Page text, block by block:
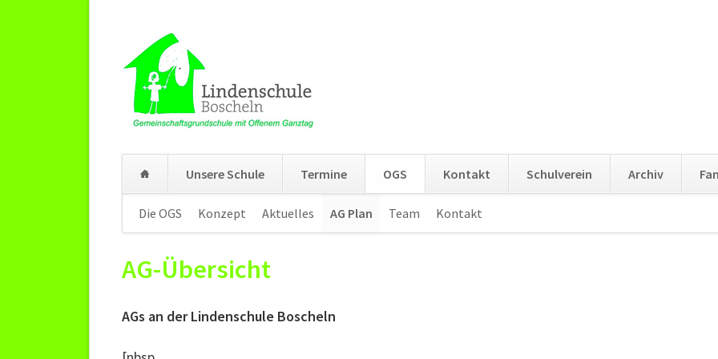
Unsere Schule Termine OGS Kontakt Schulverein Archiv
überspringen
Die OGS Konzept Aktuelles AG Plan Team Kontakt
AG-Übersicht
AGs an der Lindenschule Boscheln